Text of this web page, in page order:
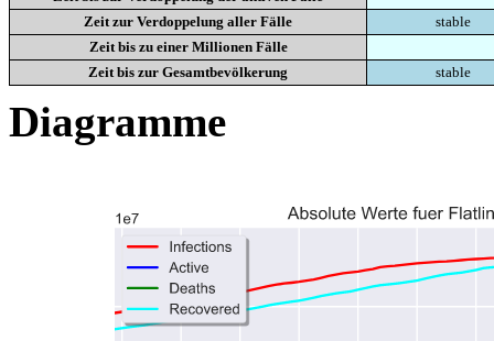
Zeit zur Verdoppelung aller Fälle
stable
Zeit bis zu einer Millionen Fälle
Zeit bis zur Gesamtbevölkerung
stable
Diagramme